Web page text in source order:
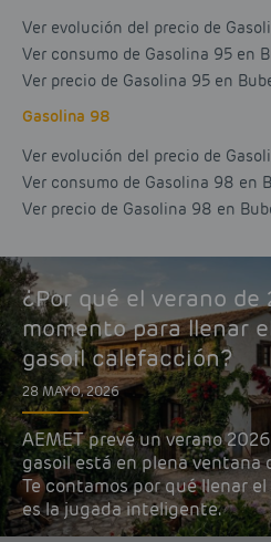
Ver evolución del precio de
Ver consumo de Gasolina 95 en
Ver precio de Gasolina 95 en
Gasolina 98
Ver evolución del precio de
Ver consumo de Gasolina 98 en
Ver precio de Gasolina 98 en
¿Por qué el verano de
momento para llenar
gasoil calefacción?
28 MAYO, 2026
AEMET prevé un verano
gasoil está en plena ventana
Te contamos por qué llenar
es la jugada inteligente.